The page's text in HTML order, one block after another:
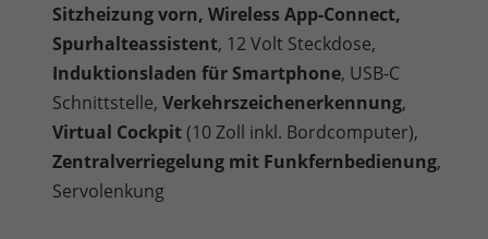
Sitzheizung vorn, Wireless App-Connect,
Spurhalteassistent, 12 Volt Steckdose,
Induktionsladen für Smartphone, USB-C
Schnittstelle, Verkehrszeichenerkennung,
Virtual Cockpit(10 Zoll inkl. Bordcomputer),
Zentralverriegelung mit Funkfernbedienung,
Servolenkung